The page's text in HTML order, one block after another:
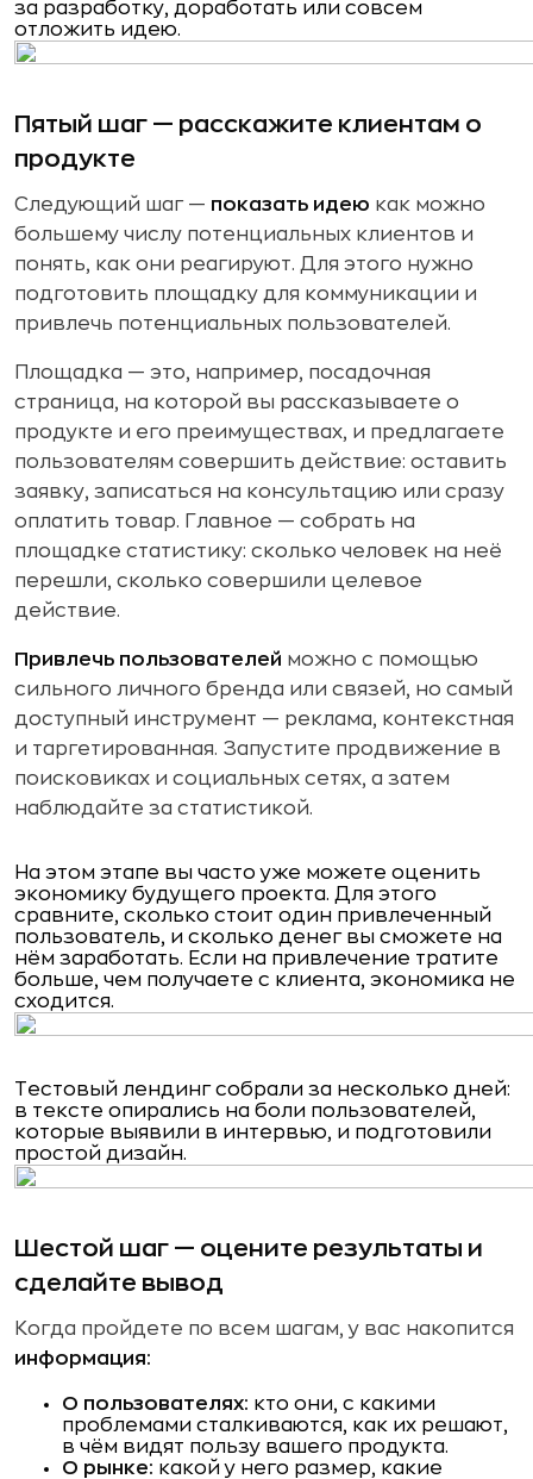
за разработку, доработать или совсем
отложить идею.
Пятый шаг — расскажите клиентам о
продукте
Следующий шаг — показать идею как можно
большему числу потенциальных клиентов и
понять, как они реагируют. Для этого нужно
подготовить площадку для коммуникации и
привлечь потенциальных пользователей.
Площадка — это, например, посадочная
страница, на которой вы рассказываете о
продукте и его преимуществах, и предлагаете
пользователям совершить действие: оставить
заявку, записаться на консультацию или сразу
оплатить товар. Главное — собрать на
площадке статистику: сколько человек на неё
перешли, сколько совершили целевое
действие.
Привлечь пользователей можно с помощью
сильного личного бренда или связей, но самый
доступный инструмент — реклама, контекстная
и таргетированная. Запустите продвижение в
поисковиках и социальных сетях, а затем
наблюдайте за статистикой.
На этом этапе вы часто уже можете оценить
экономику будущего проекта. Для этого
сравните, сколько стоит один привлеченный
пользователь, и сколько денег вы сможете на
нём заработать. Если на привлечение тратите
больше, чем получаете с клиента, экономика не
сходится.
Тестовый лендинг собрали за несколько дней:
в тексте опирались на боли пользователей,
которые выявили в интервью, и подготовили
простой дизайн.
Шестой шаг — оцените результаты и
сделайте вывод
Когда пройдете по всем шагам, у вас накопится
информация:
О пользователях: кто они, с какими
проблемами сталкиваются, как их решают,
в чём видят пользу вашего продукта.
О рынке: какой у него размер, какие